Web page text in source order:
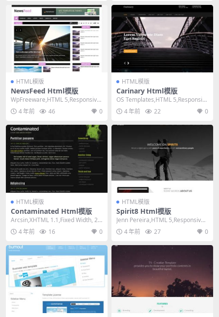
HTML模版
NewsFeed Html模版
WpFreeware,HTML 5,Responsive,
Mixed Colu...
4 年前 46 0
HTML模版
Carinary Html模版
OS Templates,HTML 5,Responsiv
e, 4 Column...
4 年前 22 0
HTML模版
Contaminated Html模版
Arcsin,XHTML 1.1,Fixed Width, 2
Columns,...
4 年前 16 0
HTML模版
Spirit8 Html模版
Jenn Pereira,HTML 5,Responsive,
3 Column...
4 年前 27 0